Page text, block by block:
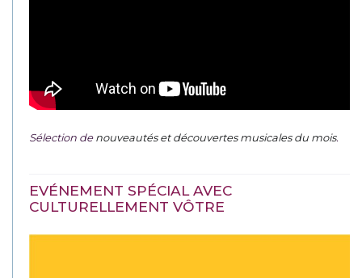
Sélection denouveautés et découvertes musicales du mois.
EVÉNEMENT SPÉCIAL AVEC
CULTURELLEMENT VÔTRE